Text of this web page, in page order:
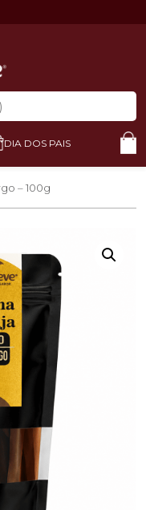
DIA DOS PAIS
– 100g